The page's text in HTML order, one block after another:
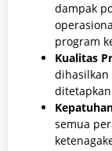
dampak
program
Kualitas
dihasilkan
semua